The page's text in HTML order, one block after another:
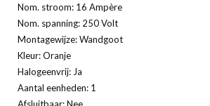
Nom. stroom: 16 Ampère
Nom. spanning: 250 Volt
Montagewijze: Wandgoot
Kleur: Oranje
Halogeenvrij: Ja
Aantal eenheden: 1
Afsluitbaar: Nee